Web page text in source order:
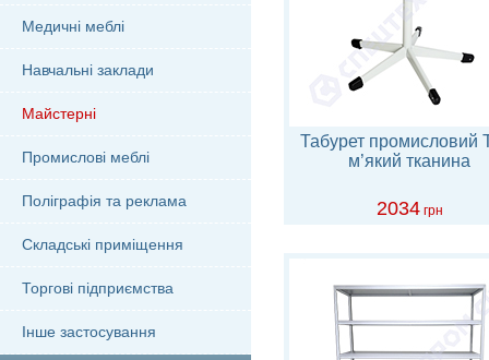
Медичні меблі
Навчальні заклади
Майстерні
Промислові меблі
Поліграфія та реклама
Складські приміщення
Торгові підприємства
Інше застосування
Табурет промисловий
м’який тканина
2034 грн